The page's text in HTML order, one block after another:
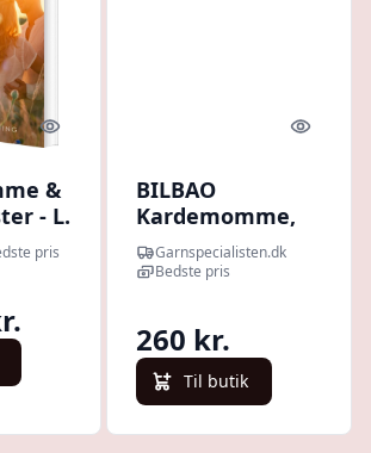
Quick look
&
- L.
pris
Quick
BILBAO
Kardemomme,
650 g
Garnspecialisten.dk
Bedste pris
260 kr.
Til butik